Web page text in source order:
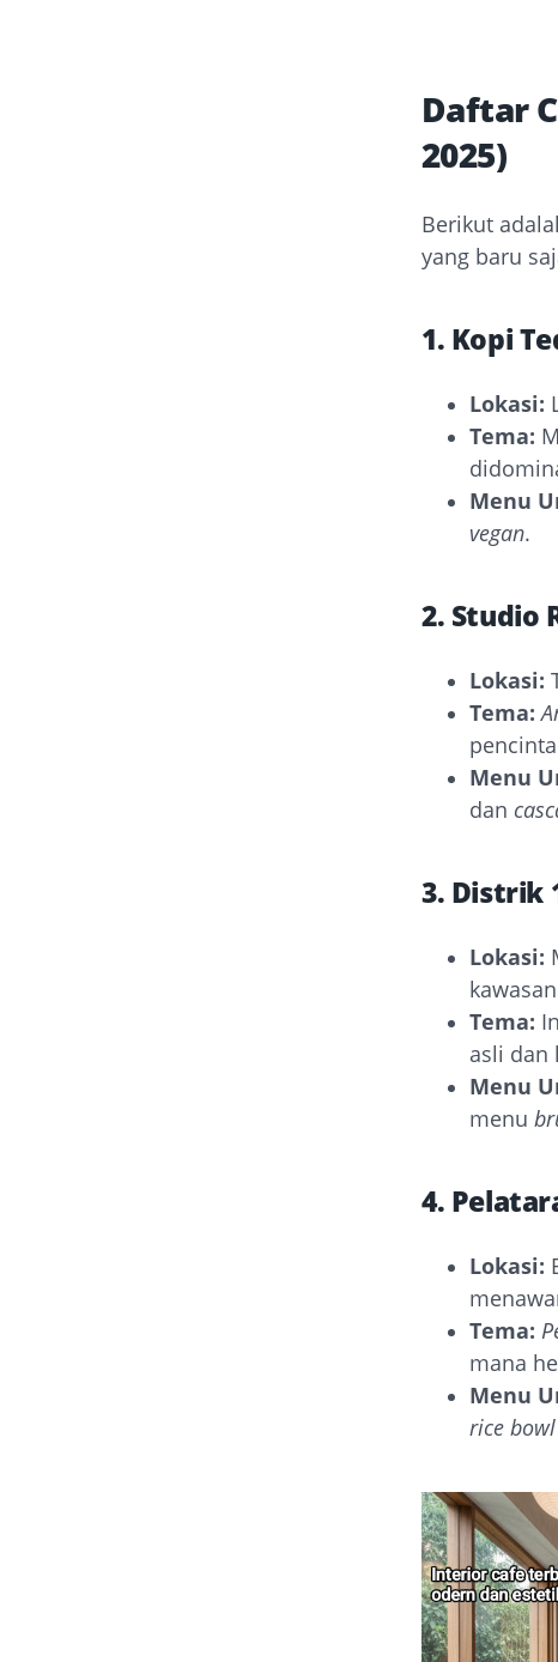
Daftar
2025)
Berikut
yang baru
1. Kopi
Lokasi:
Tema:
Menu
vegan.
2. Studio
Lokasi:
Tema:
Menu
dan
3. Distrik
Lokasi:
Tema:
asli dan
Menu
menu
4.
Lokasi:
Tema:
mana
Menu
rice bowl